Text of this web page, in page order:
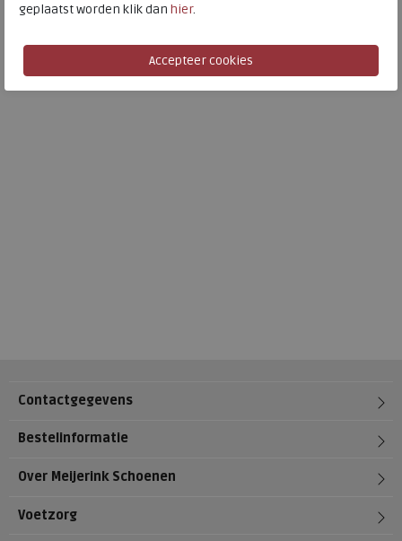
Contactgegevens
Bestelinformatie
Over Meijerink Schoenen
Voetzorg
geplaatst worden klik dan hier.